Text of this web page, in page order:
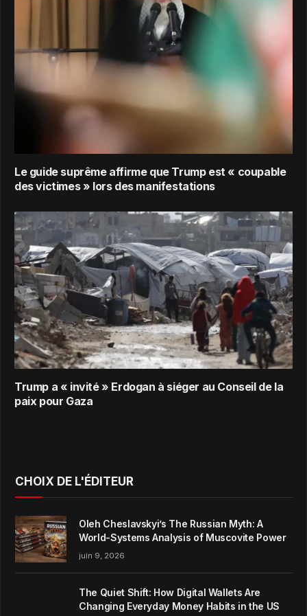
Le guide suprême affirme que Trump est « coupable
des victimes » lors des manifestations
Trump a « invité » Erdogan à siéger au Conseil de la
paix pour Gaza
CHOIX DE L'ÉDITEUR
Oleh Cheslavskyi’s The Russian Myth: A
World-Systems Analysis of Muscovite Power
juin 9, 2026
The Quiet Shift: How Digital Wallets Are
Changing Everyday Money Habits in the US